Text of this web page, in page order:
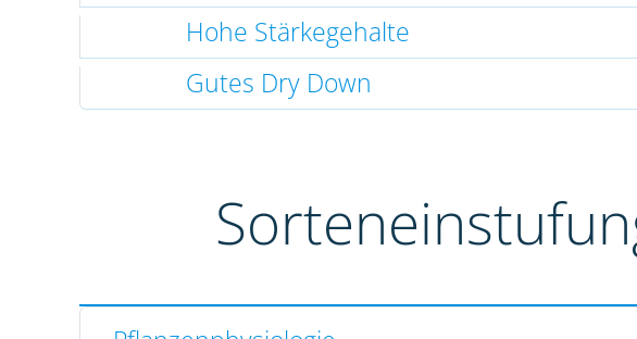
Hohe Stärkegehalte
Gutes Dry Down